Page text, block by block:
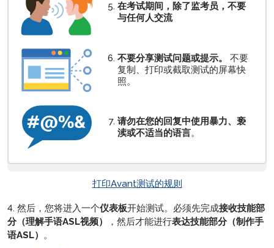
在考试期间，除了监考员，不要
与任何人交流
不要分享测试问题或提示。
不要
复制、打印或截取测试的屏幕快
照。
请勿在您的回复中使用暴力、亵
渎或不适当的语言。
打印Avant测试的规则
4. 然后，您将进入一个仪表板开始测试。必须先完成接收技能部
分（理解手语ASL视频）
，然后才能进行表达技能部分（制作手
语ASL） 。